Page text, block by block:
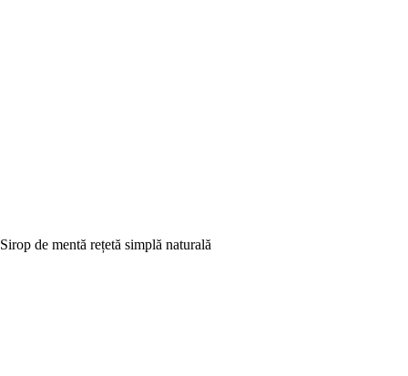
Sirop de mentă rețetă simplă naturală